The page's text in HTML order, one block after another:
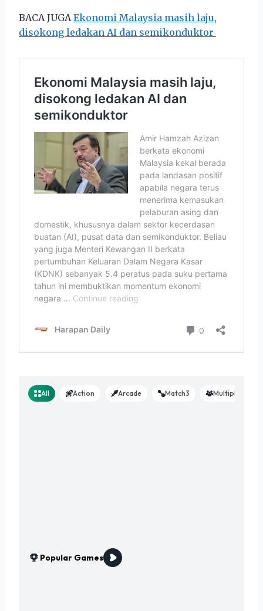
BACA JUGA Ekonomi Malaysia masih laju,
disokong ledakan AI dan semikonduktor